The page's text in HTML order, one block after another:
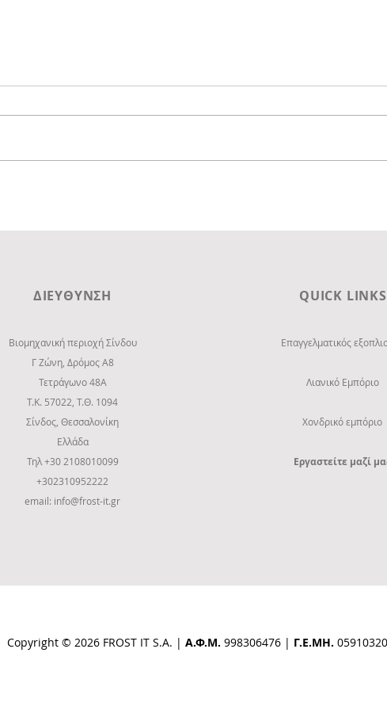
ΔΙΕΥΘΥΝΣΗ
Βιομηχανική περιοχή Σίνδου
Γ Ζώνη, Δρόμος Α8
Τετράγωνο 48Α
Τ.Κ. 57022, Τ.Θ. 1094
Σίνδος, Θεσσαλονίκη
Ελλάδα
Τηλ +30 2108010099
+302310952222
email: info@frost-it.gr
QUICK LINKS
Επαγγελματικός
Λιανικό Εμπόριο
Χονδρικό εμπόριο
Εργαστείτε μαζί
Copyright © 2026 FROST IT S.A. | Α.Φ.Μ. 998306476 | Γ.Ε.ΜΗ.